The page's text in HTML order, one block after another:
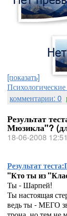
[показать]
комментарии: 0
Результат
Мюзикла"?
18-06-2008 12:51
Результат теста:
"Кто ты из
Ты - Шарпей!
Ты настоящая
ведь ты - МЕГО